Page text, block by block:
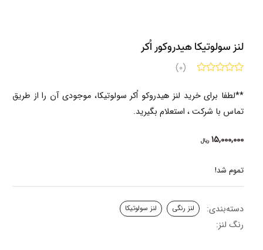
لنز سولوتیکا هیدروکور اُکر
(0)
**لطفا برای خرید لنز هیدروکو اُکر سولوتیکا، موجودی آن را از طریق
تماس با شرکت ، استعلام بگیرید.
15,000,000 ریال
تموم شد!
دسته‌بندی: لنز رنگی لنز سولوتیکا
رنگ لنز: